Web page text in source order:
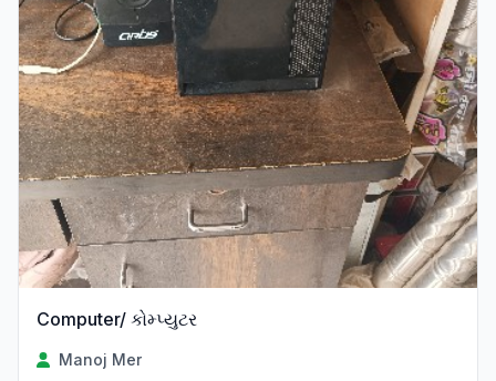
Computer/ કોમ્પ્યુટર
Manoj Mer